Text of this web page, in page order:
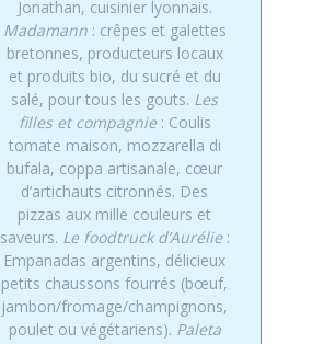
Jonathan, cuisinier lyonnais.
Madamann: crêpes et galettes
bretonnes, producteurs locaux
et produits bio, du sucré et du
salé, pour tous les gouts. Les
filles et compagnie: Coulis
tomate maison, mozzarella di
bufala, coppa artisanale, cœur
d’artichauts citronnés. Des
pizzas aux mille couleurs et
saveurs. Le foodtruck d’Aurélie:
Empanadas argentins, délicieux
petits chaussons fourrés (bœuf,
jambon/fromage/champignons,
poulet ou végétariens). Paleta